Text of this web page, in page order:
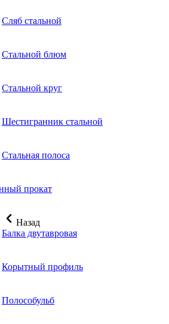
Сляб стальной
Стальной блюм
Стальной круг
Шестигранник стальной
Стальная полоса
прокат
Назад
Балка двутавровая
Корытный профиль
Полособульб